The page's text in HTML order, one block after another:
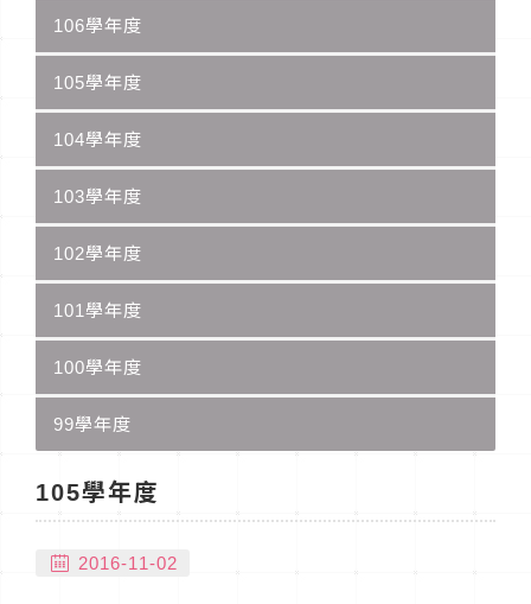
106學年度
105學年度
104學年度
103學年度
102學年度
101學年度
100學年度
99學年度
105學年度
2016-11-02